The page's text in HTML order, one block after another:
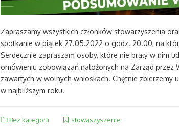
Zapraszamy wszystkich członków stowarzyszenia
spotkanie w piątek 27.05.2022 o godz. 20.00, na
Serdecznie zapraszam osoby, które nie brały w nim
omówieniu zobowiązań nałożonych na Zarząd
zawartych w wolnych wnioskach. Chętnie zbierzemy
w najbliższym roku.
Bez kategorii stowaszyszenie